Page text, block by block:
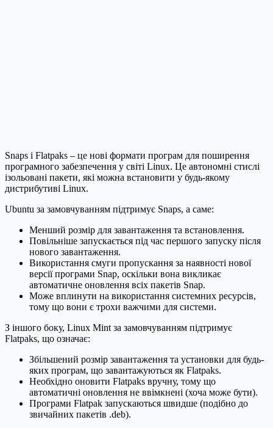
Snaps і Flatpaks – це нові формати програм для поширення
програмного забезпечення у світі Linux. Це автономні стислі
ізольовані пакети, які можна встановити у будь-якому
дистрибутиві Linux.
Ubuntu за замовчуванням підтримує Snaps, а саме:
Менший розмір для завантаження та встановлення.
Повільніше запускається під час першого запуску після
нового завантаження.
Використання смуги пропускання за наявності нової
версії програми Snap, оскільки вона викликає
автоматичне оновлення всіх пакетів Snap.
Може вплинути на використання системних ресурсів,
тому що вони є трохи важчими для системи.
З іншого боку, Linux Mint за замовчуванням підтримує
Flatpaks, що означає:
Збільшений розмір завантаження та установки для будь-
яких програм, що завантажуються як Flatpaks.
Необхідно оновити Flatpaks вручну, тому що
автоматичні оновлення не ввімкнені (хоча може бути).
Програми Flatpak запускаються швидше (подібно до
звичайних пакетів .deb).